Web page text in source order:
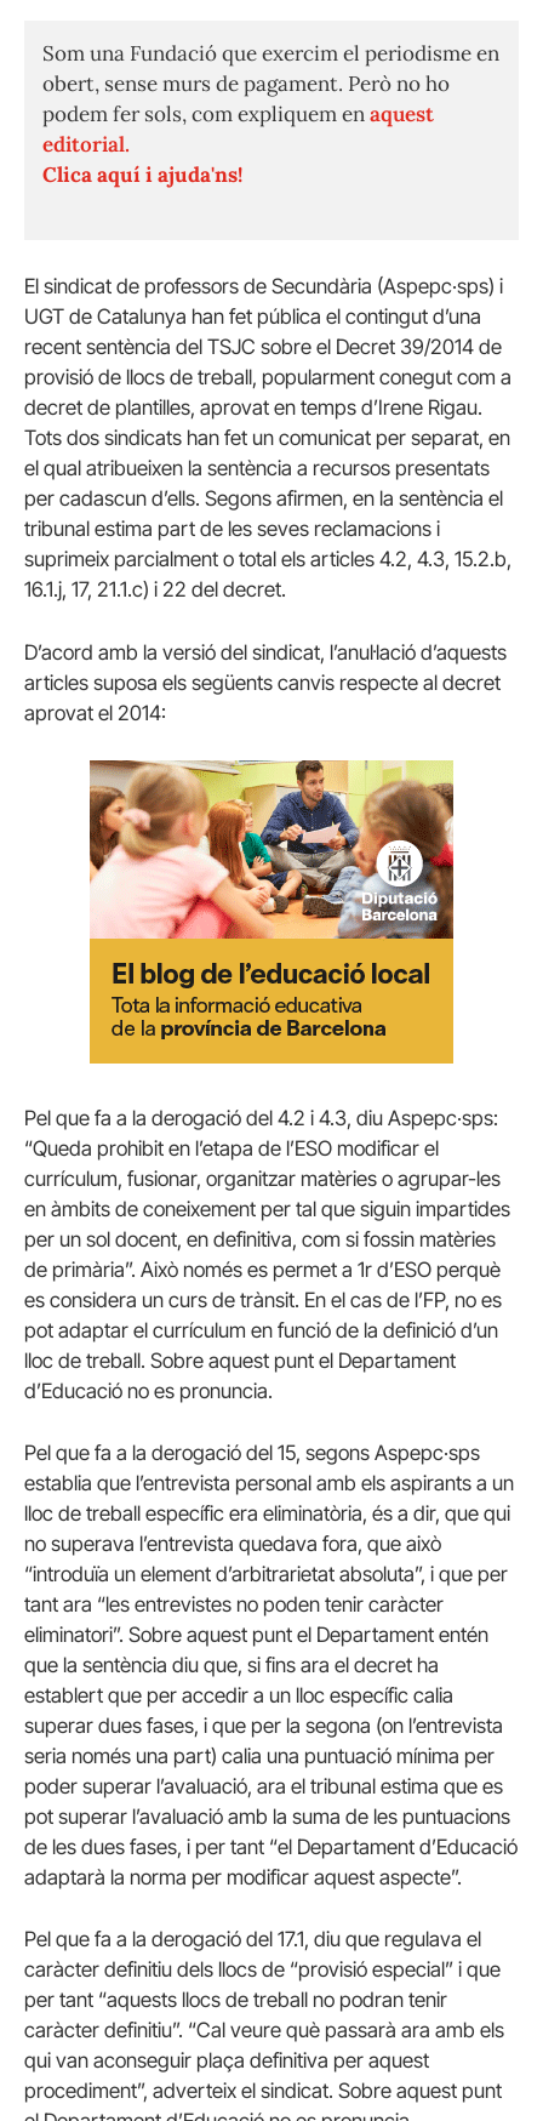
Som una Fundació que exercim el periodisme en
obert, sense murs de pagament. Però no ho
podem fer sols, com expliquem enaquest
editorial.
Clica aquí i ajuda'ns!
El sindicat de professors de Secundària (Aspepc·sps) i
UGT de Catalunya han fet pública el contingut d’una
recent sentència del TSJC sobre el Decret 39/2014 de
provisió de llocs de treball, popularment conegut com a
decret de plantilles, aprovat en temps d’Irene Rigau.
Tots dos sindicats han fet un comunicat per separat, en
el qual atribueixen la sentència a recursos presentats
per cadascun d’ells. Segons afirmen, en la sentència el
tribunal estima part de les seves reclamacions i
suprimeix parcialment o total els articles 4.2, 4.3, 15.2.b,
16.1.j, 17, 21.1.c) i 22 del decret.
D’acord amb la versió del sindicat, l’anul·lació d’aquests
articles suposa els següents canvis respecte al decret
aprovat el 2014:
Pel que fa a la derogació del 4.2 i 4.3, diu Aspepc·sps:
“Queda prohibit en l’etapa de l’ESO modificar el
currículum, fusionar, organitzar matèries o agrupar-les
en àmbits de coneixement per tal que siguin impartides
per un sol docent, en definitiva, com si fossin matèries
de primària”. Això només es permet a 1r d’ESO perquè
es considera un curs de trànsit. En el cas de l’FP, no es
pot adaptar el currículum en funció de la definició d’un
lloc de treball. Sobre aquest punt el Departament
d’Educació no es pronuncia.
Pel que fa a la derogació del 15, segons Aspepc·sps
establia que l’entrevista personal amb els aspirants a un
lloc de treball específic era eliminatòria, és a dir, que qui
no superava l’entrevista quedava fora, que això
“introduïa un element d’arbitrarietat absoluta”, i que per
tant ara “les entrevistes no poden tenir caràcter
eliminatori”. Sobre aquest punt el Departament entén
que la sentència diu que, si fins ara el decret ha
establert que per accedir a un lloc específic calia
superar dues fases, i que per la segona (on l’entrevista
seria només una part) calia una puntuació mínima per
poder superar l’avaluació, ara el tribunal estima que es
pot superar l’avaluació amb la suma de les puntuacions
de les dues fases, i per tant “el Departament d’Educació
adaptarà la norma per modificar aquest aspecte”.
Pel que fa a la derogació del 17.1, diu que regulava el
caràcter definitiu dels llocs de “provisió especial” i que
per tant “aquests llocs de treball no podran tenir
caràcter definitiu”. “Cal veure què passarà ara amb els
qui van aconseguir plaça definitiva per aquest
procediment”, adverteix el sindicat. Sobre aquest punt